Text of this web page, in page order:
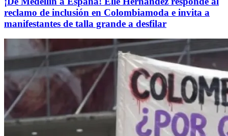
reclamo de inclusión en Colombiamoda e invita a
manifestantes de talla grande a desfilar